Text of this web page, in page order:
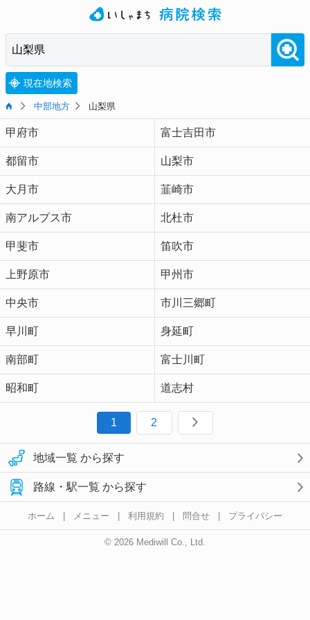
現在地検索
中部地方 山梨県
甲府市 富士吉田市
都留市 山梨市
大月市 韮崎市
南アルプス市 北杜市
甲斐市 笛吹市
上野原市 甲州市
中央市 市川三郷町
早川町 身延町
南部町 富士川町
昭和町 道志村
1 2
地域一覧 から探す
路線・駅一覧 から探す
ホーム | メニュー | 利用規約 | 問合せ | プライバシー
© 2026 Mediwill Co., Ltd.